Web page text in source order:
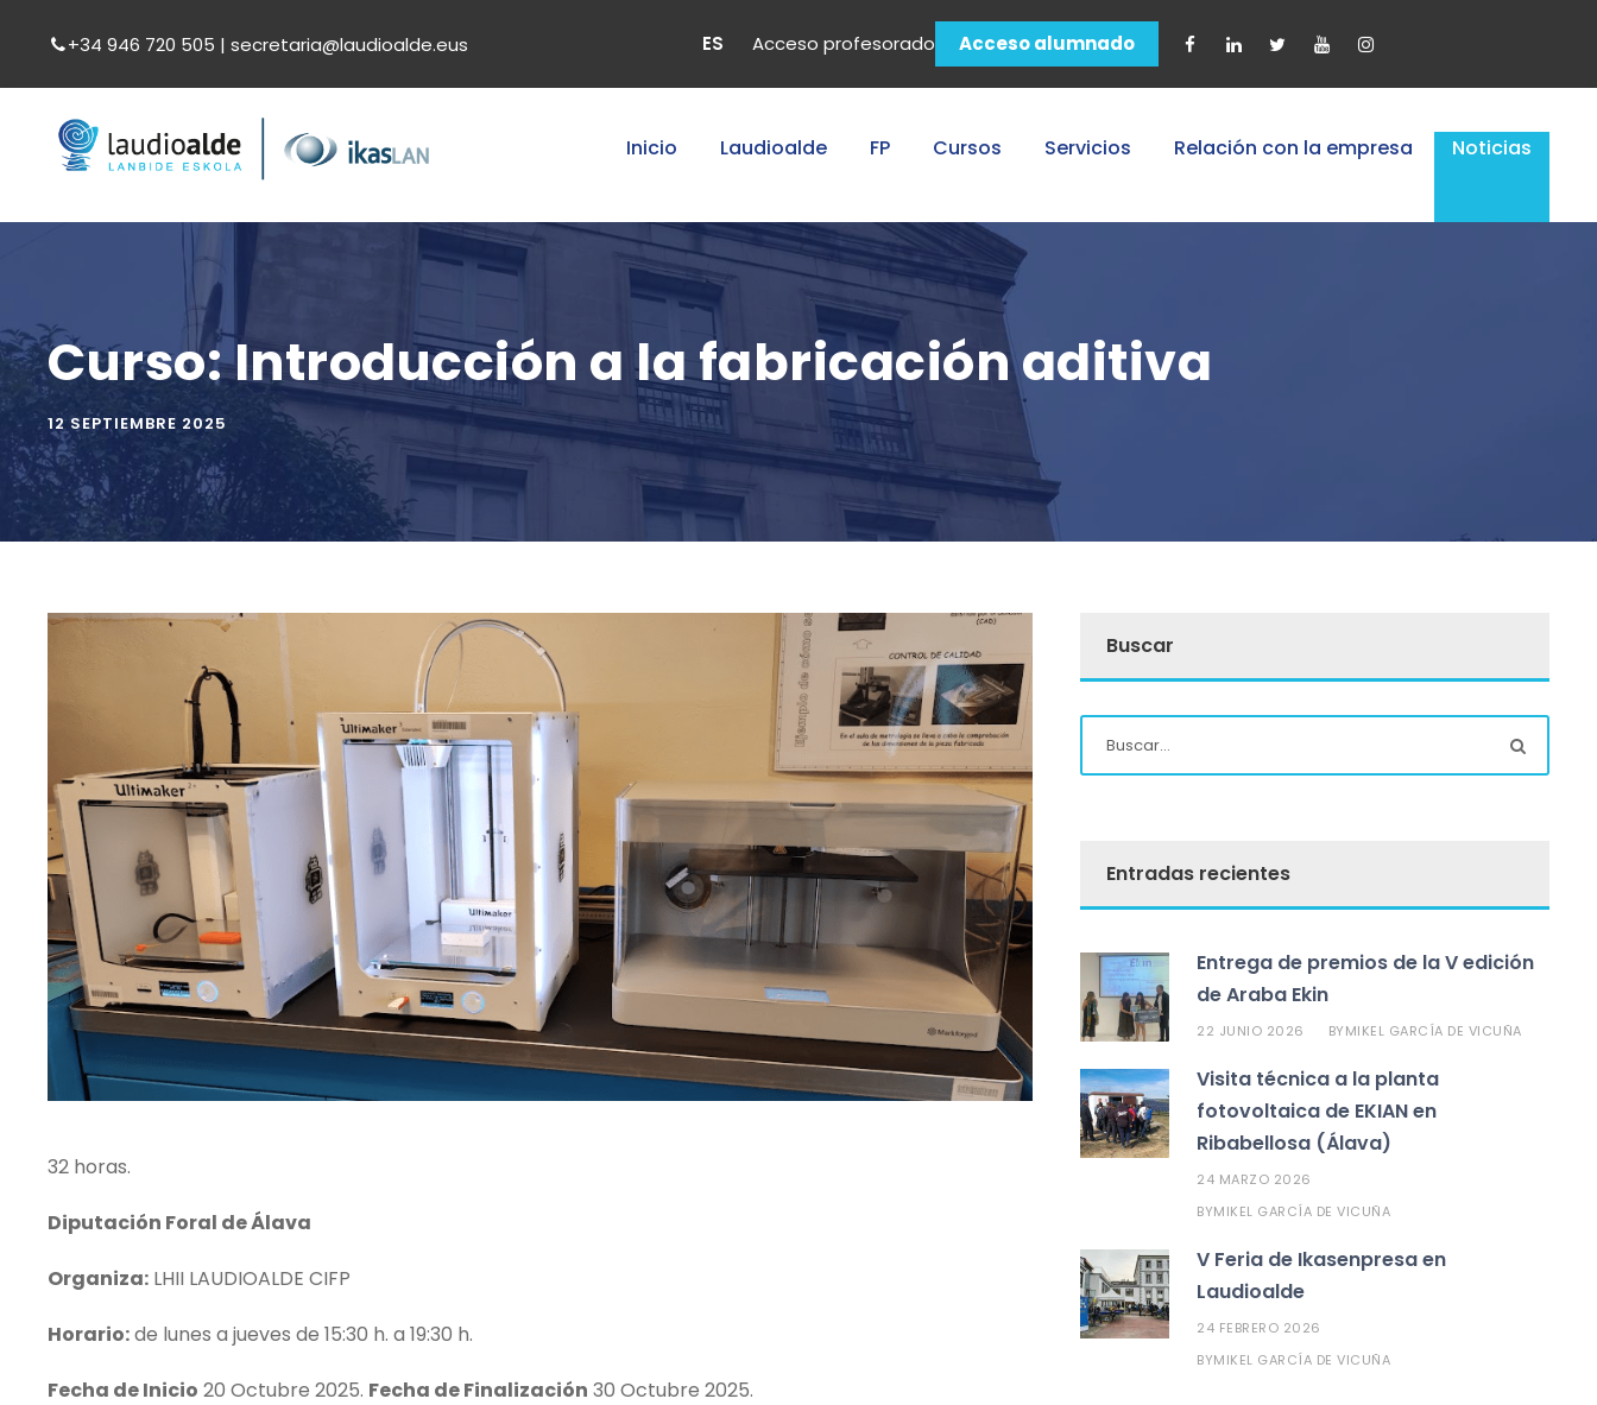
+34 946 720 505 | secretaria@laudioalde.eus ES Acceso profesorado Acceso alumnado
Inicio Laudioalde FP Cursos Servicios Relación con la empresa Noticias
Curso: Introducción a la fabricación aditiva
12 SEPTIEMBRE 2025
32 horas.
Diputación Foral de Álava
Organiza: LHII LAUDIOALDE CIFP
Horario:de lunes a jueves de 15:30 h. a 19:30 h.
Fecha de Inicio 20 Octubre 2025. Fecha de Finalización 30 Octubre 2025.
Buscar
Entradas recientes
Entrega de premios de la V edición
de Araba Ekin
22 JUNIO 2026 BYMIKEL GARCÍA DE VICUÑA
Visita técnica a la planta
fotovoltaica de EKIAN en
Ribabellosa (Álava)
24 MARZO 2026
BYMIKEL GARCÍA DE VICUÑA
V Feria de Ikasenpresa en
Laudioalde
24 FEBRERO 2026
BYMIKEL GARCÍA DE VICUÑA